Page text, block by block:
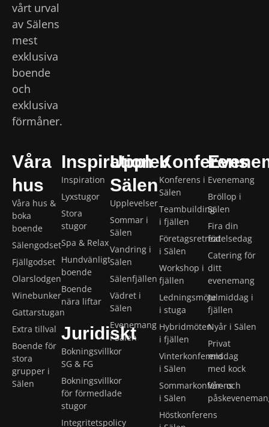
vårt urval
av Sälens
mest
exklusiva
boende
och
exklusiva
förmåner.
Våra
hus
Våra hus &
boka
boende
Sälengodset
Fjällgodset
Olarslodgen
Winebunker
Gattarstugan
Extra tillval
Boende för
stora
grupper i
Sälen
Inspiration
Inspiration
Lyxstugor
Stora
stugor
Spa & Relax
Hundvänligt
boende
Boende
nära liftar
Juridiskt
Bokningsvillkor
SG & FG
Bokningsvillkor
för förmedlade
stugor
Integritetspolicy
Upplev
Sälen
Upplevelser
Sommar i
Sälen
Vandring i
Sälen
Sälenfjällen
Vädret i
Sälen
Evenemang
i Sälen
Konferens
Konferens i
Sälen
Teambuilding
i fjällen
Företagsretreat
i Sälen
Workshop i
fjällen
Ledningsmöte
i stuga
Hybridmöten
i fjällen
Vinterkonferens
i Sälen
Sommarkonferens
i Sälen
Höstkonferens
Evenemang
Bröllop i
Sälen
Fira din
födelsedag
Catering för
ditt
evenemang
Julmiddag i
fjällen
Nyår i Sälen
Privat
middag
med kock
Vår- och